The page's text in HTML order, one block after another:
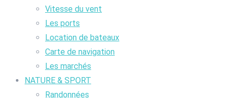
Vitesse du vent
Les ports
Location de bateaux
Carte de navigation
Les marchés
NATURE & SPORT
Randonnées